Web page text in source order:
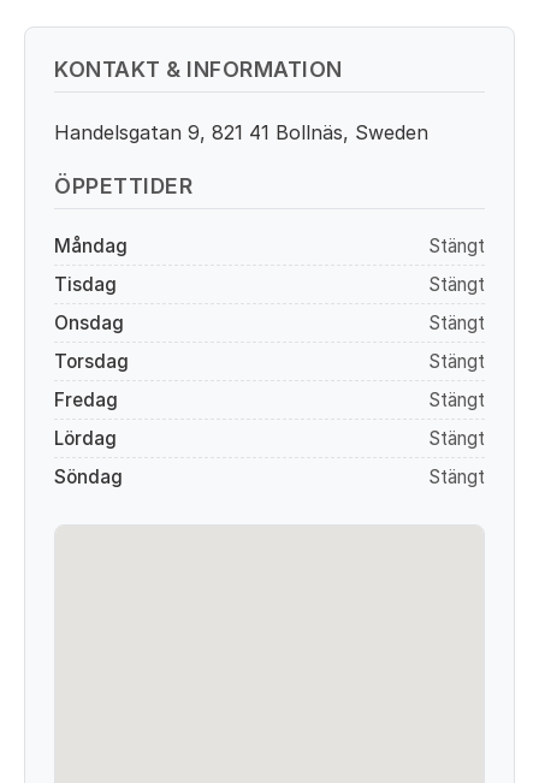
KONTAKT & INFORMATION
Handelsgatan 9, 821 41 Bollnäs, Sweden
ÖPPETTIDER
Måndag
Stängt
Tisdag
Stängt
Onsdag
Stängt
Torsdag
Stängt
Fredag
Stängt
Lördag
Stängt
Söndag
Stängt